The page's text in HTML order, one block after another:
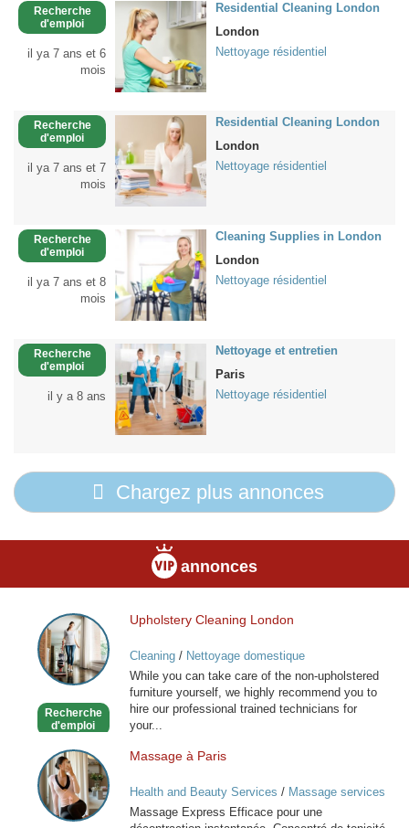
Recherche
d'emploi
il ya 7 ans et 6
mois
Residential Cleaning London
London
Nettoyage résidentiel
Recherche
d'emploi
il ya 7 ans et 7
mois
Residential Cleaning London
London
Nettoyage résidentiel
Recherche
d'emploi
il ya 7 ans et 8
mois
Cleaning Supplies in London
London
Nettoyage résidentiel
Recherche
d'emploi
il y a 8 ans
Nettoyage et entretien
Paris
Nettoyage résidentiel
Chargez plus annonces
annonces
Upholstery
Cleaning
London
Recherche
d'emploi
Upholstery Cleaning London
Cleaning/ Nettoyage domestique
While you can take care of the non-upholstered
furniture yourself, we highly recommend you to
hire our professional trained technicians for
your...
Massage
à
Paris
Massage à Paris
Health and Beauty Services / Massage services
at home
Massage Express Efficace pour une